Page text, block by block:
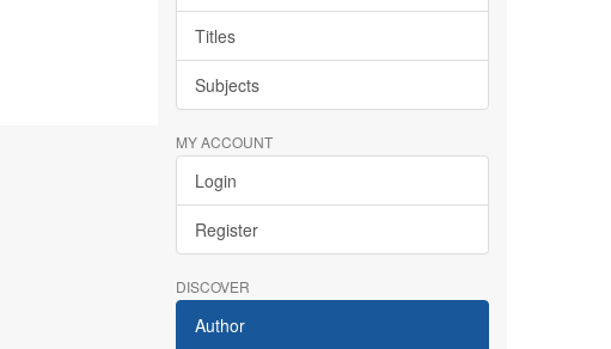
Titles
Subjects
MY ACCOUNT
Login
Register
DISCOVER
Author